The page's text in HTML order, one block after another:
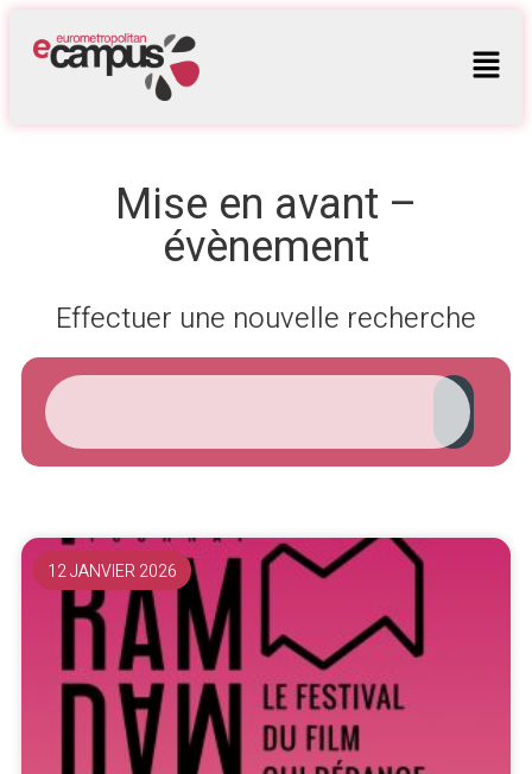
Mise en avant –
évènement
Effectuer une nouvelle recherche
12 JANVIER 2026